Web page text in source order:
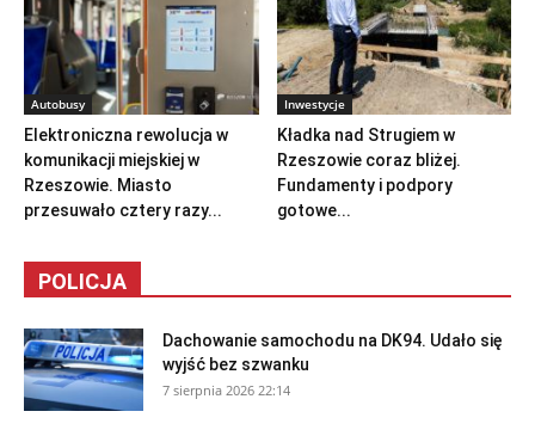
Autobusy
Elektroniczna rewolucja w
komunikacji miejskiej w
Rzeszowie. Miasto
przesuwało cztery razy...
Inwestycje
Kładka nad Strugiem w
Rzeszowie coraz bliżej.
Fundamenty i podpory
gotowe...
POLICJA
Dachowanie samochodu na DK94. Udało się
wyjść bez szwanku
7 sierpnia 2026 22:14